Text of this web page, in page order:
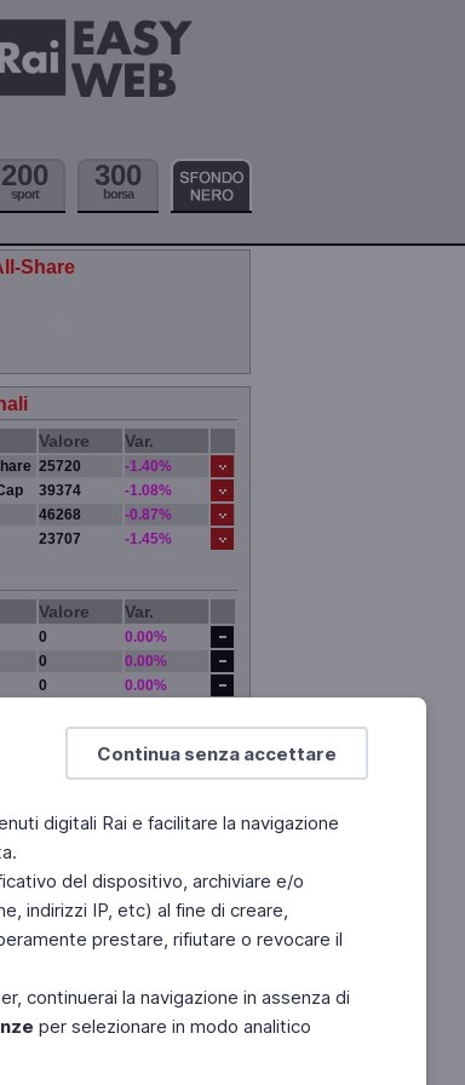
Continua senza accettare
digitali Rai e facilitare la navigazione
del dispositivo, archiviare e/o
indirizzi IP, etc) al fine di creare,
prestare, rifiutare o revocare il
continuerai la navigazione in assenza di
per selezionare in modo analitico
200
sport
300
borsa
Share
Valore Var.
25720
-1.40%
39374
-1.08%
46268
-0.87%
23707 -1.45%
Valore Var.
0
0.00%
0
0.00%
0
0.00%